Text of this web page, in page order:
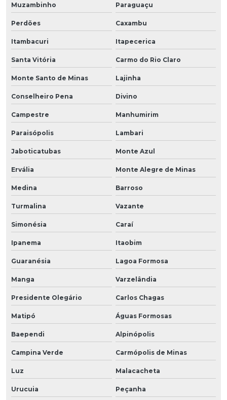
Muzambinho Paraguaçu
Perdões Caxambu
Itambacuri Itapecerica
Santa Vitória Carmo do Rio Claro
Monte Santo de Minas Lajinha
Conselheiro Pena Divino
Campestre Manhumirim
Paraisópolis Lambari
Jaboticatubas Monte Azul
Ervália Monte Alegre de Minas
Medina Barroso
Turmalina Vazante
Simonésia Caraí
Ipanema Itaobim
Guaranésia Lagoa Formosa
Manga Varzelândia
Presidente Olegário Carlos Chagas
Matipó Águas Formosas
Baependi Alpinópolis
Campina Verde Carmópolis de Minas
Luz Malacacheta
Urucuia Peçanha